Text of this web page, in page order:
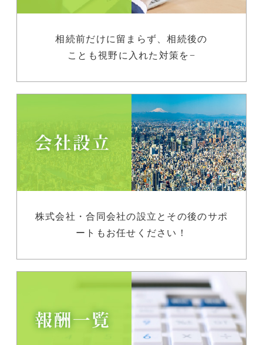
相続前だけに留まらず、相続後の
ことも視野に入れた対策を−
株式会社・合同会社の設立とその後のサポ
ートもお任せください！